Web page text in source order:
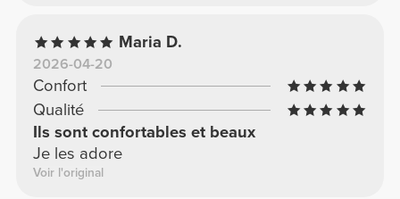
Maria D.
2026-04-20
Confort
Qualité
Ils sont confortables et beaux
Je les adore
Voir l'original